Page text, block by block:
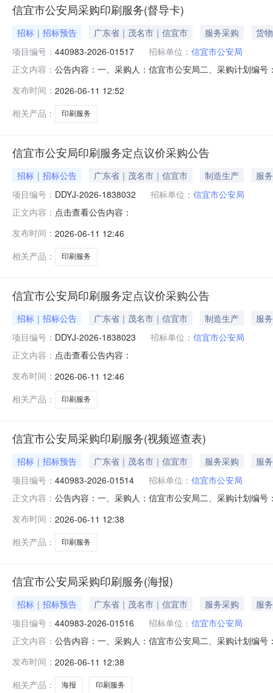
信宜市公安局采购印刷服务(督导卡)
招标｜招标预告 广东省｜茂名市｜信宜市 服务采购
货物
项目编号： 440983-2026-01517 招标单位： 信宜市公安局
正文内容： 公告内容：一、采购人：信宜市公安局二、采购计划编
发布时间： 2026-06-11 12:52
相关产品：
印刷服务
信宜市公安局印刷服务定点议价采购公告
招标｜招标公告 广东省｜茂名市｜信宜市 制造生产
服务
项目编号： DDYJ-2026-1838032 招标单位： 信宜市公安局
正文内容： 点击查看公告内容：
发布时间： 2026-06-11 12:46
相关产品：
印刷服务
信宜市公安局印刷服务定点议价采购公告
招标｜招标公告 广东省｜茂名市｜信宜市 制造生产
服务
项目编号： DDYJ-2026-1838023 招标单位： 信宜市公安局
正文内容： 点击查看公告内容：
发布时间： 2026-06-11 12:46
相关产品：
印刷服务
信宜市公安局采购印刷服务(视频巡查表)
招标｜招标预告 广东省｜茂名市｜信宜市 服务采购
服务
项目编号： 440983-2026-01514 招标单位： 信宜市公安局
正文内容： 公告内容：一、采购人：信宜市公安局二、采购计划编
发布时间： 2026-06-11 12:38
相关产品：
印刷服务
信宜市公安局采购印刷服务(海报)
招标｜招标预告 广东省｜茂名市｜信宜市 服务采购
服务
项目编号： 440983-2026-01516 招标单位： 信宜市公安局
正文内容： 公告内容：一、采购人：信宜市公安局二、采购计划编
发布时间： 2026-06-11 12:38
相关产品：
海报 印刷服务